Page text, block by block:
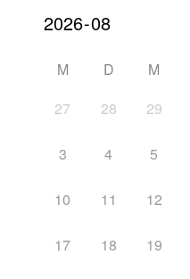
M D M
27
28 29
3 4 5
10 11 12
17 18 19